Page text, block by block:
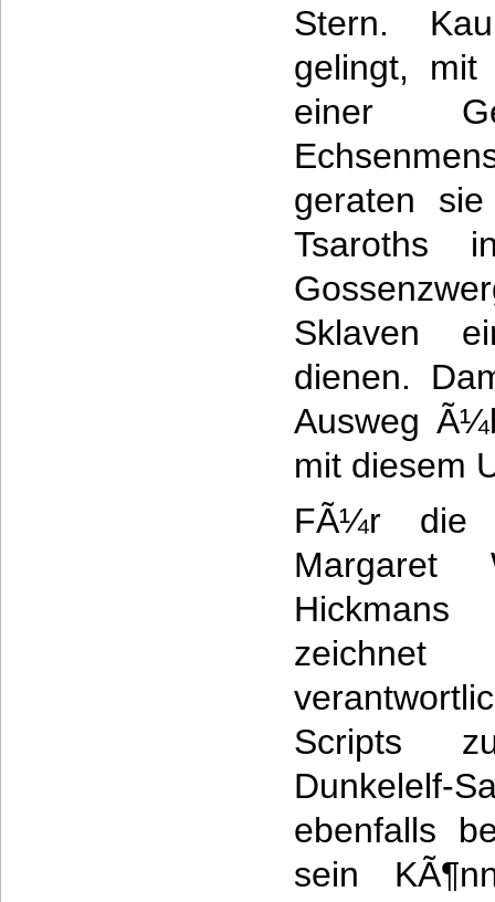
Stern.
gelingt,
einer
geraten
Tsaroths
Sklaven
dienen.
Ausweg
mit diesem
FÃ¼r die
Margaret
Scripts
ebenfalls
sein